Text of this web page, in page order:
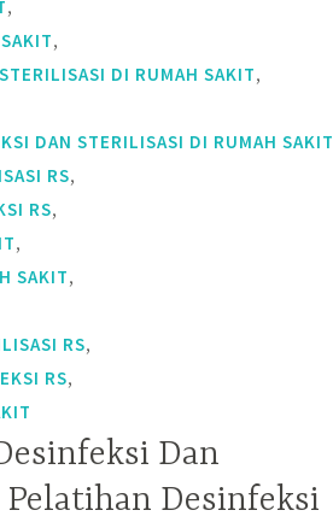
,
DI RUMAH SAKIT,
DAN STERILISASI DI RUMAH SAKIT
RS,
RS,
,
SAKIT,
RS,
RS,
Dan
Desinfeksi